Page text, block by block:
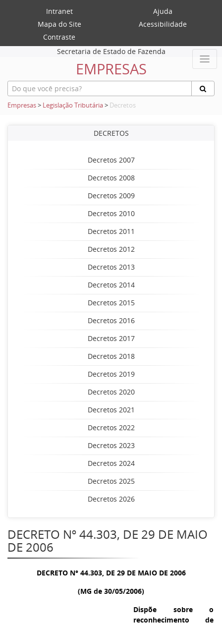
Intranet
Ajuda
Mapa do Site
Acessibilidade
Contraste
Secretaria de Estado de Fazenda
EMPRESAS
Empresas> Legislação Tributária> Decretos
DECRETOS
Decretos 2007
Decretos 2008
Decretos 2009
Decretos 2010
Decretos 2011
Decretos 2012
Decretos 2013
Decretos 2014
Decretos 2015
Decretos 2016
Decretos 2017
Decretos 2018
Decretos 2019
Decretos 2020
Decretos 2021
Decretos 2022
Decretos 2023
Decretos 2024
Decretos 2025
Decretos 2026
DECRETO Nº 44.303, DE 29 DE MAIO
DE 2006
DECRETO N° 44.303, DE 29 DE MAIO DE 2006
(MG de 30/05/2006)
Dispõe sobre o
reconhecimento de